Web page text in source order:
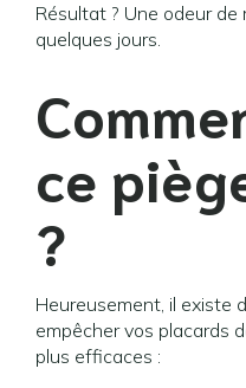
Résultat ? Une odeur de
quelques jours.
ce
?
Heureusement, il existe
empêcher vos placards
plus efficaces :